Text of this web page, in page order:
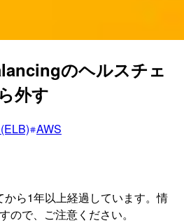
のヘルスチェ
外す
AWS
から1年以上経過しています。情
ので、ご注意ください。